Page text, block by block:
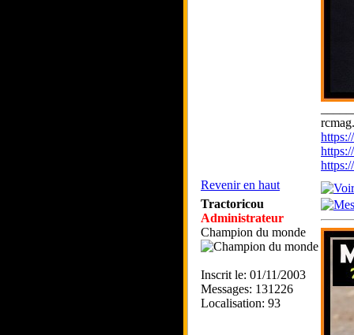
Revenir en haut
Tractoricou
Administrateur
Champion du monde
Inscrit le: 01/11/2003
Messages: 131226
Localisation: 93